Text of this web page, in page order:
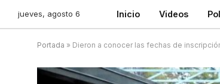
jueves, agosto 6 Inicio Videos
Portada » Dieron a conocer las fechas de